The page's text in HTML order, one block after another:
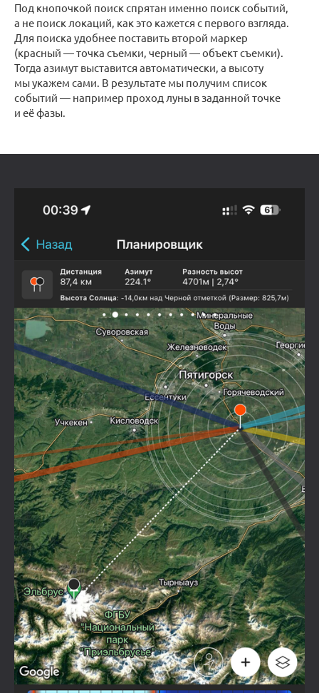
Под кнопочкой поиск спрятан именно поиск событий,
а не поиск локаций, как это кажется с первого взгляда.
Для поиска удобнее поставить второй маркер
(красный — точка съемки, черный — объект съемки).
Тогда азимут выставится автоматически, а высоту
мы укажем сами. В результате мы получим список
событий — например проход луны в заданной точке
и её фазы.